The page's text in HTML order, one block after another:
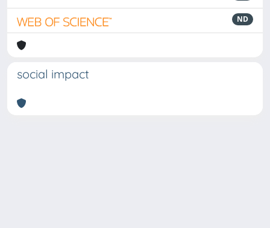
ND
social impact